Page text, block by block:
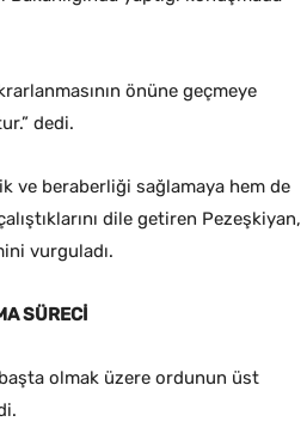
önüne geçmeye
dedi.
ve beraberliği sağlamaya hem de
dile getiren Pezeşkiyan,
vurguladı.
SÜRECİ
olmak üzere ordunun üst